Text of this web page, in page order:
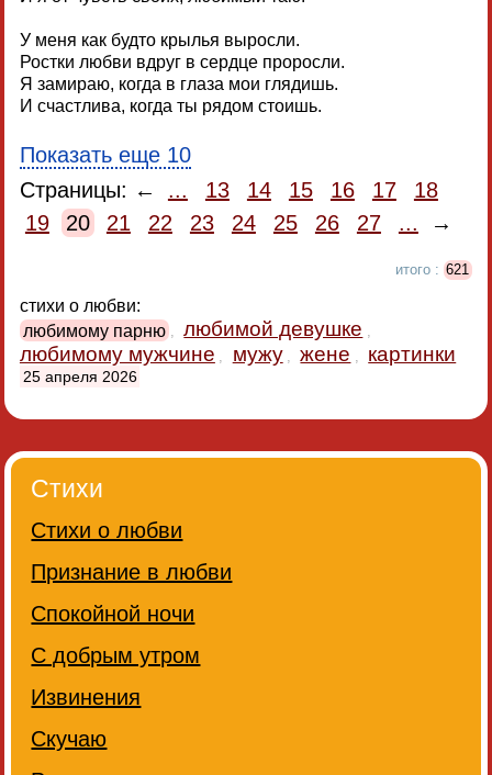
У меня как будто крылья выросли.
Ростки любви вдруг в сердце проросли.
Я замираю, когда в глаза мои глядишь.
И счастлива, когда ты рядом стоишь.
Показать еще 10
Страницы: ←
... 13 14 15 16 17
18
19
20 21 22 23 24 25 26 27 ... →
итого : 621
стихи о любви:
любимому парню , любимой девушке ,
любимому мужчине , мужу , жене , картинки
25 апреля 2026
Стихи
Стихи о любви
Признание в любви
Спокойной ночи
С добрым утром
Извинения
Скучаю